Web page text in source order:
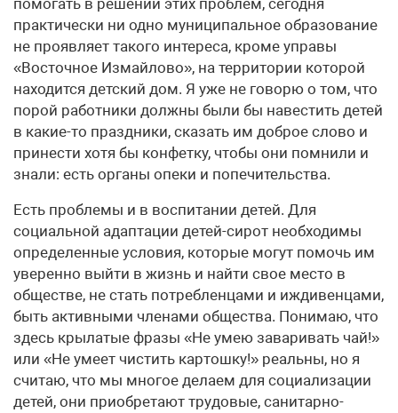
помогать в решении этих проблем, сегодня
практически ни одно муниципальное образование
не проявляет такого интереса, кроме управы
«Восточное Измайлово», на территории которой
находится детский дом. Я уже не говорю о том, что
порой работники должны были бы навестить детей
в какие-то праздники, сказать им доброе слово и
принести хотя бы конфетку, чтобы они помнили и
знали: есть органы опеки и попечительства.
Есть проблемы и в воспитании детей. Для
социальной адаптации детей-сирот необходимы
определенные условия, которые могут помочь им
уверенно выйти в жизнь и найти свое место в
обществе, не стать потребленцами и иждивенцами,
быть активными членами общества. Понимаю, что
здесь крылатые фразы «Не умею заваривать чай!»
или «Не умеет чистить картошку!» реальны, но я
считаю, что мы многое делаем для социализации
детей, они приобретают трудовые, санитарно-